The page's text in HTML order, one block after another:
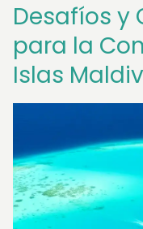
Desafíos y
para la
Islas